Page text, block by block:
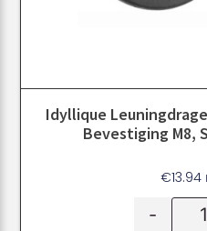
Idyllique
Bevestiging M8,
€13.94
-